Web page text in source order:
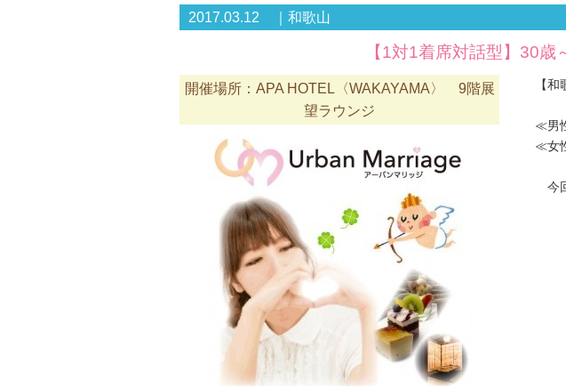
2017.03.12 ｜和歌山
【1対1着席対話型】30
開催場所：APA HOTEL〈WAKAYAMA〉 9階展
望ラウンジ
【和
≪男
≪
今